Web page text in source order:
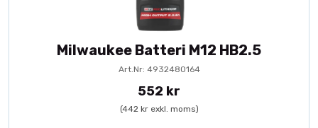
Milwaukee Batteri M12 HB2.5
Art.Nr: 4932480164
552 kr
(442 kr exkl. moms)